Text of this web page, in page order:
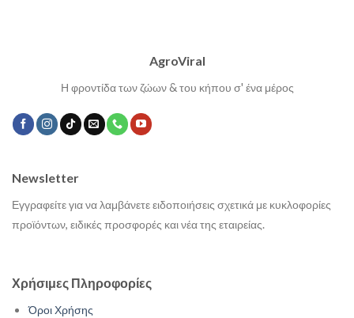
AgroViral
Η φροντίδα των ζώων & του κήπου σ' ένα μέρος
Χρήσιμες Πληροφορίες
Όροι Χρήσης
Newsletter
Εγγραφείτε για να λαμβάνετε ειδοποιήσεις σχετικά με κυκλοφορίες
προϊόντων, ειδικές προσφορές και νέα της εταιρείας.